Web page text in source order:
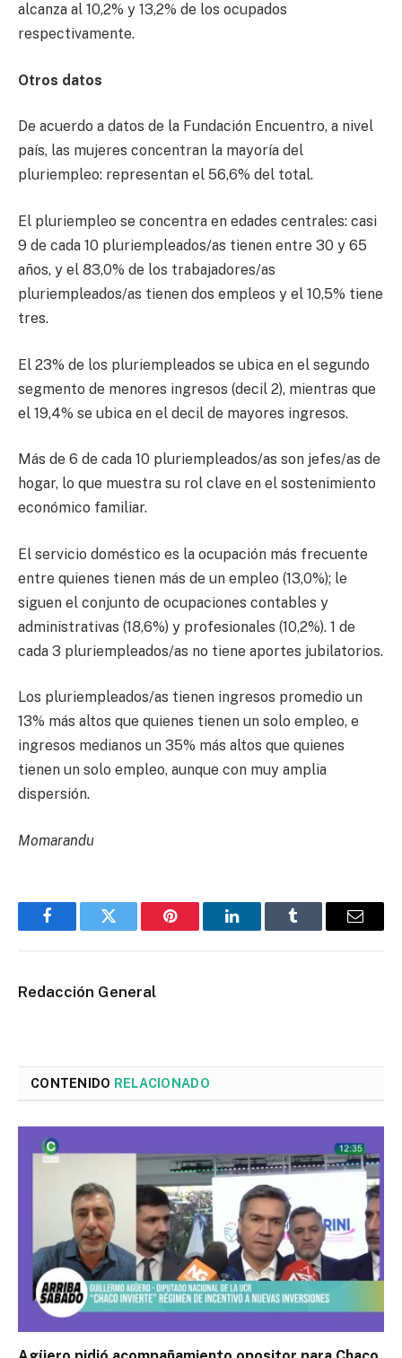
alcanza al 10,2% y 13,2% de los ocupados
respectivamente.
Otros datos
De acuerdo a datos de la Fundación Encuentro, a nivel
país, las mujeres concentran la mayoría del
pluriempleo: representan el 56,6% del total.
El pluriempleo se concentra en edades centrales: casi
9 de cada 10 pluriempleados/as tienen entre 30 y 65
años, y el 83,0% de los trabajadores/as
pluriempleados/as tienen dos empleos y el 10,5% tiene
tres.
El 23% de los pluriempleados se ubica en el segundo
segmento de menores ingresos (decil 2), mientras que
el 19,4% se ubica en el decil de mayores ingresos.
Más de 6 de cada 10 pluriempleados/as son jefes/as de
hogar, lo que muestra su rol clave en el sostenimiento
económico familiar.
El servicio doméstico es la ocupación más frecuente
entre quienes tienen más de un empleo (13,0%); le
siguen el conjunto de ocupaciones contables y
administrativas (18,6%) y profesionales (10,2%). 1 de
cada 3 pluriempleados/as no tiene aportes jubilatorios.
Los pluriempleados/as tienen ingresos promedio un
13% más altos que quienes tienen un solo empleo, e
ingresos medianos un 35% más altos que quienes
tienen un solo empleo, aunque con muy amplia
dispersión.
Momarandu
FacebookTwitter Pinterest LinkedInTumblr Email
Redacción General
CONTENIDO RELACIONADO